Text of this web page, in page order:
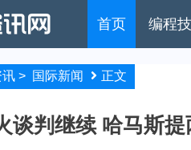
首页 编程
讯 > 国际新闻 正文
谈判继续 哈马斯